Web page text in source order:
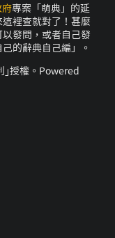
專案「萌典」的延
裡查就對了！甚麼
發問，或者自己發
的辭典自己編」。
｣授權。Powered